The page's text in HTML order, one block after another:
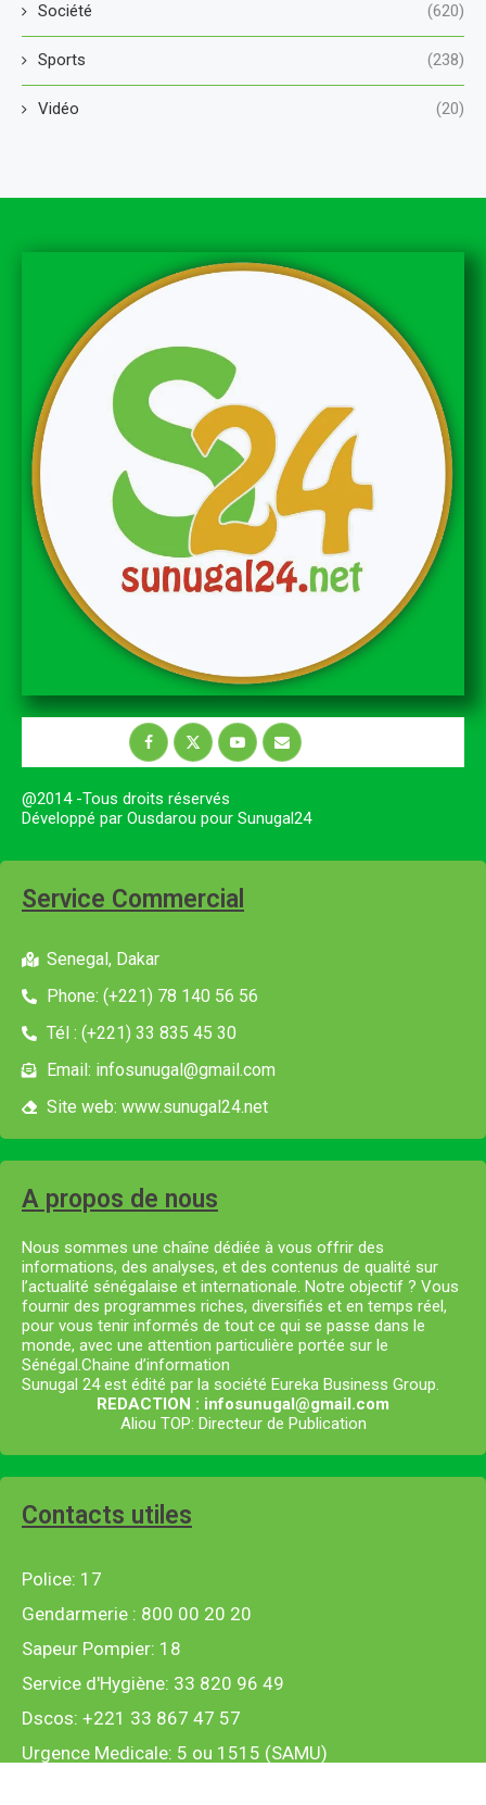
Société (620)
Sports (238)
Vidéo (20)
@2014 -Tous droits réservés
Développé par Ousdarou pour Sunugal24
Service Commercial
Senegal, Dakar
Phone: (+221) 78 140 56 56
Tél : (+221) 33 835 45 30
Email: infosunugal@gmail.com
Site web: www.sunugal24.net
A propos de nous
Nous sommes une chaîne dédiée à vous offrir des
informations, des analyses, et des contenus de qualité sur
l’actualité sénégalaise et internationale. Notre objectif ? Vous
fournir des programmes riches, diversifiés et en temps réel,
pour vous tenir informés de tout ce qui se passe dans le
monde, avec une attention particulière portée sur le
Sénégal.Chaine d’information
Sunugal 24 est édité par la société Eureka Business Group.
REDACTION : infosunugal@gmail.com
Aliou TOP: Directeur de Publication
Contacts utiles
Police: 17
Gendarmerie : 800 00 20 20
Sapeur Pompier: 18
Service d'Hygiène: 33 820 96 49
Dscos: +221 33 867 47 57
Urgence Medicale: 5 ou 1515 (SAMU)